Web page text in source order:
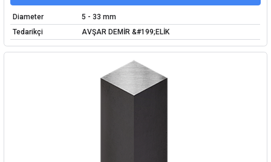
Diameter
5 - 33 mm
Tedarikçi
AVŞAR DEMİR &#199;ELİK